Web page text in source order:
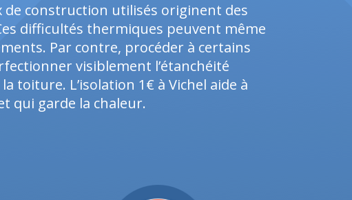
construction utilisés originent des
difficultés thermiques peuvent même
Par contre, procéder à certains
visiblement l’étanchéité
toiture. L’isolation 1€ à Vichel aide à
qui garde la chaleur.